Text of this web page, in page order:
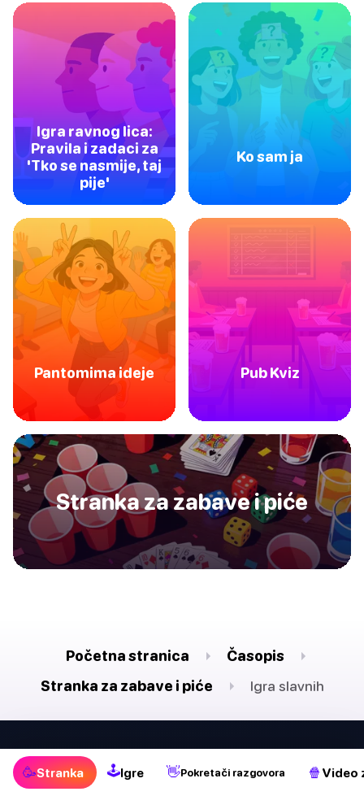
🥳Stranka 🕹Igre 👋Pokretači razgovora 🍿 Video
Igra ravnog lica:
Pravila i zadaci za
'Tko se nasmije, taj
pije'
Ko sam ja
Pantomima ideje Pub Kviz
Stranka za zabave i piće
Početna stranica
Časopis
Stranka za zabave i piće
Igra slavnih
🥳Stranka 🕹Igre